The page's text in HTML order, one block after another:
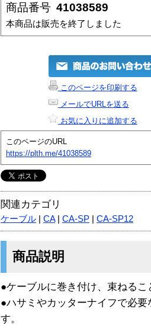
商品番号 41038589
本商品は販売を終了しました
このページを印刷する
メールでURLを送る
お気に入りに追加する
このページのURL
https://plth.me/41038589
関連カテゴリ
ケーブル CA| CA-SP CA-SP12
商品説明
●ケーブルに巻き付け、束ねるこ
●ハサミやカッターナイフで必
す。